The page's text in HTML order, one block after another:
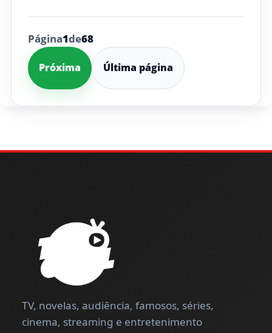
Página1de68
Próxima Última página
TV, novelas, audiência, famosos, séries,
cinema, streaming e entretenimento